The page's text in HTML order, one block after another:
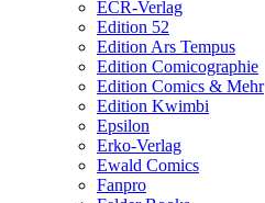
ECR-Verlag
Edition 52
Edition Ars Tempus
Edition Comicographie
Edition Comics & Mehr
Edition Kwimbi
Epsilon
Erko-Verlag
Ewald Comics
Fanpro